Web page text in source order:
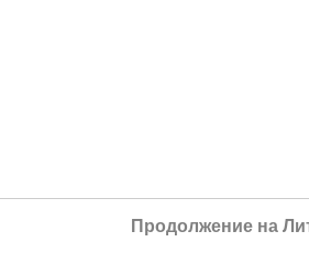
Продолжение на